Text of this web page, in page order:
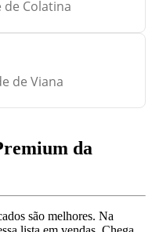
de Colatina
de Viana
da
são melhores. Na